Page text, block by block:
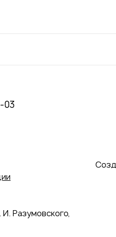
03
Разумовского,